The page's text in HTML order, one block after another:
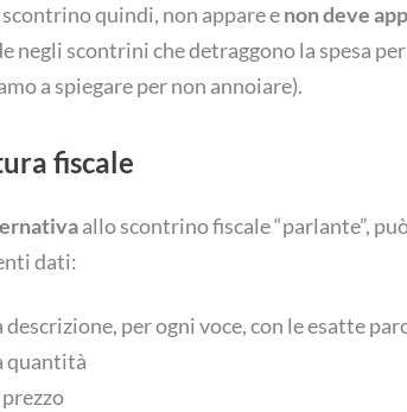
quindi, non appare enon deve
negli scontrini che detraggono la spesa
a spiegare per non annoiare).
fiscale
allo scontrino fiscale “parlante”,
dati:
descrizione, per ogni voce, con le esatte
quantità